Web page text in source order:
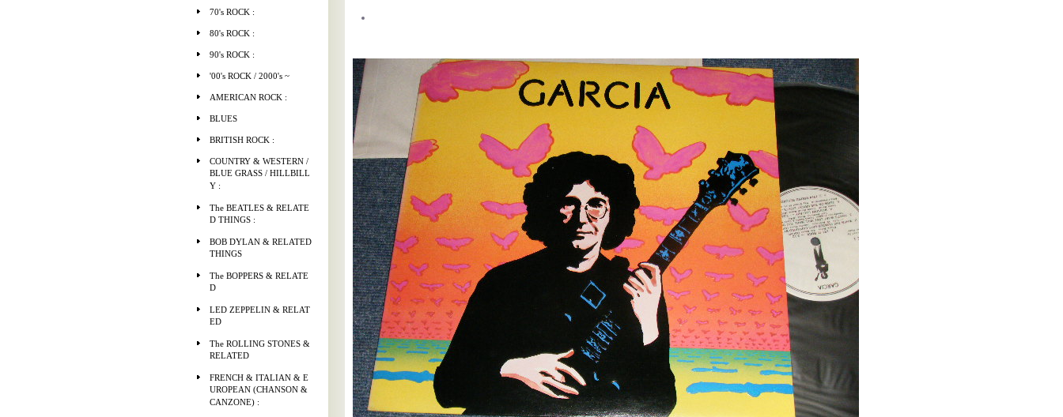
70's ROCK :
80's ROCK :
90's ROCK :
'00's ROCK / 2000's ~
AMERICAN ROCK :
BLUES
BRITISH ROCK :
COUNTRY & WESTERN /
BLUE GRASS / HILLBILL
Y :
The BEATLES & RELATE
D THINGS :
BOB DYLAN & RELATED
THINGS
The BOPPERS & RELATE
D
LED ZEPPELIN & RELAT
ED
The ROLLING STONES &
RELATED
FRENCH & ITALIAN & E
UROPEAN (CHANSON &
CANZONE) :